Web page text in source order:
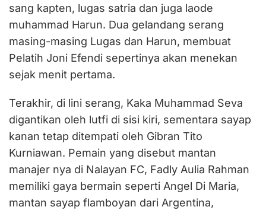
sang kapten, lugas satria dan juga laode
muhammad Harun. Dua gelandang serang
masing-masing Lugas dan Harun, membuat
Pelatih Joni Efendi sepertinya akan menekan
sejak menit pertama.
Terakhir, di lini serang, Kaka Muhammad Seva
digantikan oleh lutfi di sisi kiri, sementara sayap
kanan tetap ditempati oleh Gibran Tito
Kurniawan. Pemain yang disebut mantan
manajer nya di Nalayan FC, Fadly Aulia Rahman
memiliki gaya bermain seperti Angel Di Maria,
mantan sayap flamboyan dari Argentina,